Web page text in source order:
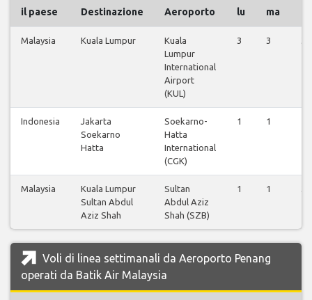
il paese Destinazione Aeroporto lu ma
Malaysia Kuala Lumpur
Kuala
Lumpur
International
Airport
(KUL)
3 3
Indonesia
Jakarta
Soekarno
Hatta
Soekarno-
Hatta
International
(CGK)
1 1
Malaysia
Kuala Lumpur
Sultan Abdul
Aziz Shah
Sultan
Abdul Aziz
Shah (SZB)
1 1
Voli di linea settimanali da Aeroporto Penang
operati da Batik Air Malaysia